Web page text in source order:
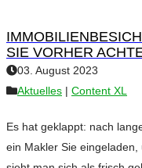
SIE VORHER
03. August 2023
Aktuelles | Content XL
Es hat geklappt: nach
ein Makler Sie